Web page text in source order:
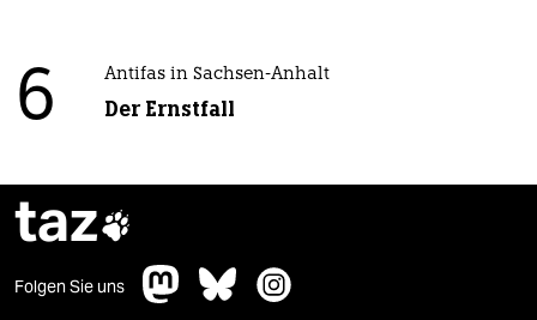
6 Antifas in Sachsen-Anhalt
Der Ernstfall
taz
Folgen Sie uns